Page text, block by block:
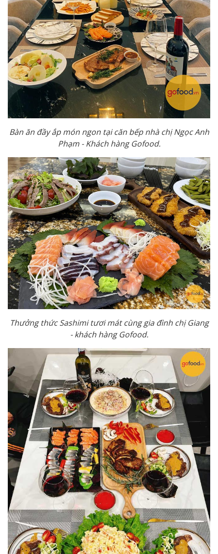
Bàn ăn đầy ắp món ngon tại căn bếp nhà chị Ngọc Anh
Phạm - Khách hàng Gofood.
Thưởng thức Sashimi tươi mát cùng gia đình chị Giang
- khách hàng Gofood.